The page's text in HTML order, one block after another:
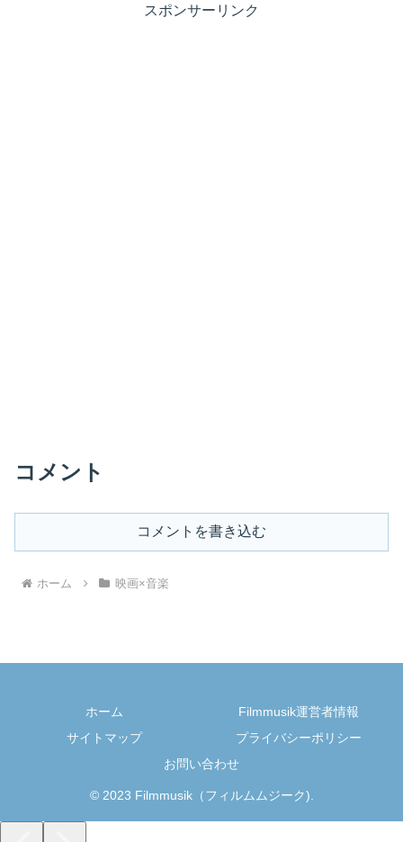
スポンサーリンク
コメント
コメントを書き込む
ホーム 映画×音楽
ホーム
Filmmusik運営者情報
サイトマップ
プライバシーポリシー
お問い合わせ
© 2023 Filmmusik（フィルムムジーク).